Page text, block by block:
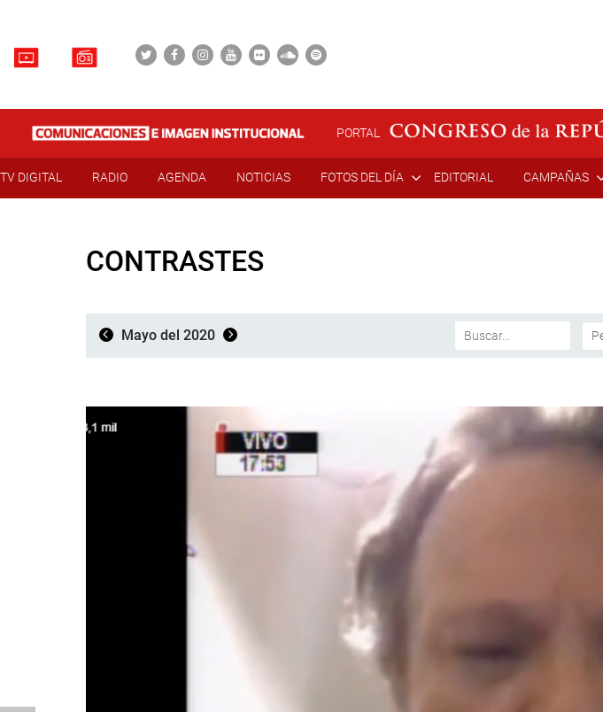
PORTAL
TV DIGITAL RADIO AGENDA NOTICIAS FOTOS DEL DÍA EDITORIAL CAMPAÑAS
CONTRASTES
Mayo del 2020